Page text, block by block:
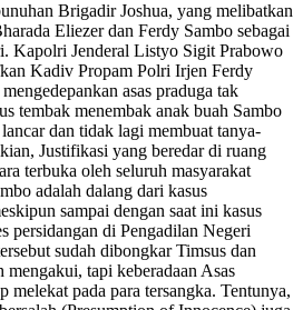
Brigadir Joshua, yang melibatkan
Eliezer dan Ferdy Sambo sebagai
Kapolri Jenderal Listyo Sigit Prabowo
Kadiv Propam Polri Irjen Ferdy
asas praduga tak
tembak menembak anak buah Sambo
dan tidak lagi membuat tanya-
Justifikasi yang beredar di ruang
terbuka oleh seluruh masyarakat
adalah dalang dari kasus
sampai dengan saat ini kasus
persidangan di Pengadilan Negeri
sudah dibongkar Timsus dan
mengakui, tapi keberadaan Asas
melekat pada para tersangka. Tentunya,